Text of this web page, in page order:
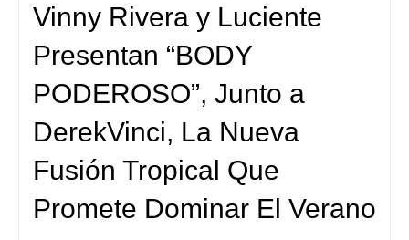
Vinny Rivera y Luciente
Presentan “BODY
PODEROSO”, Junto a
DerekVinci, La Nueva
Fusión Tropical Que
Promete Dominar El Verano